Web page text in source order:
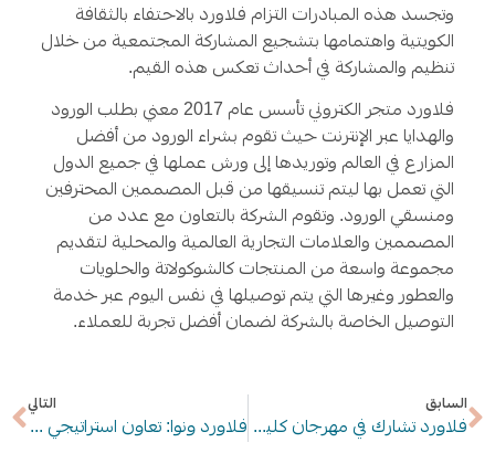
وتجسد هذه المبادرات التزام فلاورد بالاحتفاء بالثقافة
الكويتية واهتمامها بتشجيع المشاركة المجتمعية من خلال
تنظيم والمشاركة في أحداث تعكس هذه القيم.
فلاورد متجر الكتروني تأسس عام 2017 معني بطلب الورود
والهدايا عبر الإنترنت حيث تقوم بشراء الورود من أفضل
المزارع في العالم وتوريدها إلى ورش عملها في جميع الدول
التي تعمل بها ليتم تنسيقها من قبل المصممين المحترفين
ومنسقي الورود. وتقوم الشركة بالتعاون مع عدد من
المصممين والعلامات التجارية العالمية والمحلية لتقديم
مجموعة واسعة من المنتجات كالشوكولاتة والحلويات
والعطور وغيرها التي يتم توصيلها في نفس اليوم عبر خدمة
التوصيل الخاصة بالشركة لضمان أفضل تجربة للعملاء.
السابق
فلاورد تشارك في مهرجان كلية الكويت التقنية لدعم طلاب المدارس الحكومية
التالي
فلاورد ونوا: تعاون استراتيجي لإطلاق أفخم التمور السعودية في شهر رمضان المبارك